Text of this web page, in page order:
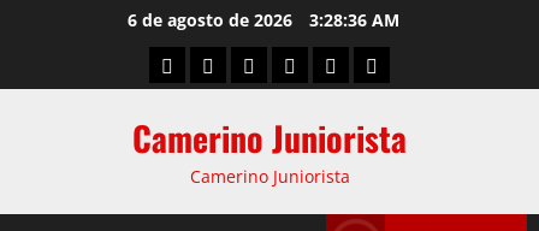
6 de agosto de 2026 3:28:37 AM
Camerino Juniorista
Camerino Juniorista